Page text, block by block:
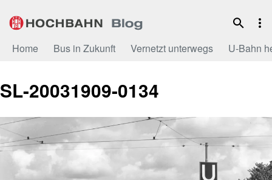
Inhalt
Home Bus in Zukunft Vernetzt unterwegs U-Bahn
SL-20031909-0134